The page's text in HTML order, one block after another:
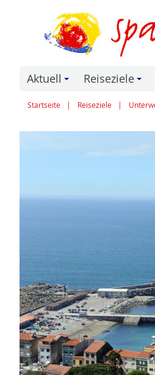
Aktuell Reiseziele
Startseite Reiseziele